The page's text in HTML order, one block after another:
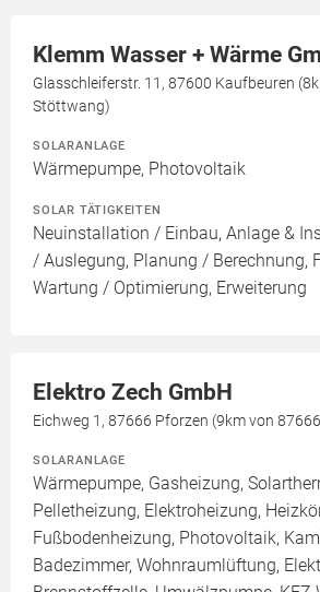
Klemm Wasser + Wärme
Glasschleiferstr. 11, 87600 Kaufbeuren
Stöttwang)
SOLARANLAGE
Wärmepumpe, Photovoltaik
SOLAR TÄTIGKEITEN
Neuinstallation / Einbau, Anlage &
/ Auslegung, Planung / Berechnung,
Wartung / Optimierung, Erweiterung
Elektro Zech GmbH
Eichweg 1, 87666 Pforzen (9km von
SOLARANLAGE
Wärmepumpe, Gasheizung,
Pelletheizung, Elektroheizung,
Fußbodenheizung, Photovoltaik,
Badezimmer, Wohnraumlüftung,